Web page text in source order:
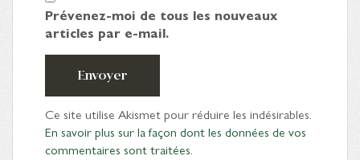
Prévenez-moi de tous les nouveaux
articles par e-mail.
Envoyer
Ce site utilise Akismet pour réduire les indésirables.
En savoir plus sur la façon dont les données de vos
commentaires sont traitées.